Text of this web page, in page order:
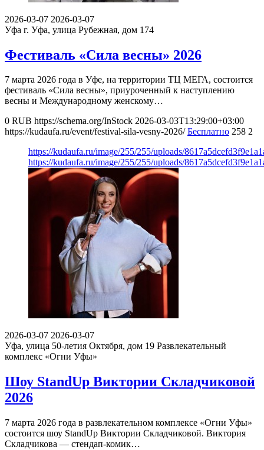
2026-03-07 2026-03-07
Уфа г. Уфа, улица Рубежная, дом 174
Фестиваль «Сила весны» 2026
7 марта 2026 года в Уфе, на территории ТЦ МЕГА, состоится
фестиваль «Сила весны», приуроченный к наступлению
весны и Международному женскому…
0 RUB https://schema.org/InStock 2026-03-03T13:29:00+03:00
https://kudaufa.ru/event/festival-sila-vesny-2026/ Бесплатно 258 2
https://kudaufa.ru/image/255/255/uploads/
https://kudaufa.ru/image/255/255/uploads/
2026-03-07 2026-03-07
Уфа, улица 50-летия Октября, дом 19 Развлекательный
комплекс «Огни Уфы»
Шоу StandUp Виктории Складчиковой
2026
7 марта 2026 года в развлекательном комплексе «Огни Уфы»
состоится шоу StandUp Виктории Складчиковой. Виктория
Складчикова — стендап-комик…